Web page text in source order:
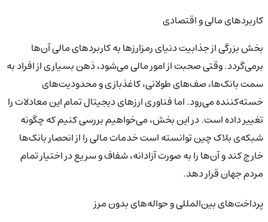
کاربردهای مالی و اقتصادی
بخش بزرگی از جذابیت دنیای رمزارزها به کاربردهای مالی آن‌ها
برمی‌گردد. وقتی صحبت از امور مالی می‌شود، ذهن بسیاری از افراد به
سمت بانک‌ها، صف‌های طولانی، کاغذبازی و محدودیت‌های
خسته‌کننده می‌رود. اما فناوری ارزهای دیجیتال تمام این معادلات را
تغییر داده است. در این بخش، می‌خواهیم بررسی کنیم که چگونه
شبکه‌ی بلاک چین توانسته است خدمات مالی را از انحصار بانک‌ها
خارج کند و آن‌ها را به صورت آزادانه، شفاف و سریع در اختیار تمام
مردم جهان قرار دهد.
پرداخت‌های بین‌المللی و حواله‌های بدون مرز